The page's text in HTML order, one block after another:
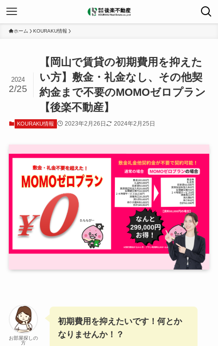
ホーム KOURAKU情報
【岡山で賃貸の初期費用を抑えた
い方】敷金・礼金なし、その他契
約金まで不要のMOMOゼロプラン
【後楽不動産】
2024
2/25
KOURAKU情報 2023年2月26日 2024年2月25日
お部屋探しの
方
初期費用を抑えたいです！何とか
なりませんか！？